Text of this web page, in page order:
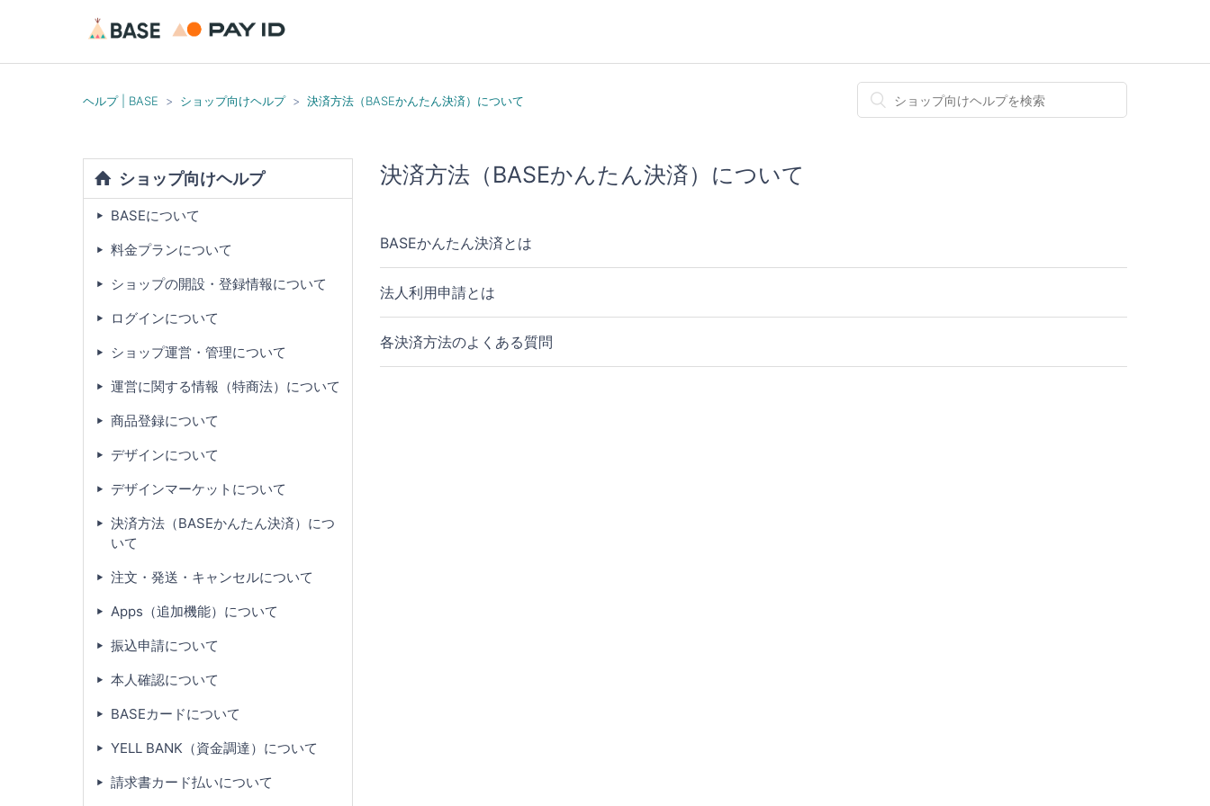
ヘルプ | BASE ショップ向けヘルプ 決済方法（BASEかんたん決済）について
決済方法（BASEかんたん決済）について
BASEかんたん決済とは
法人利用申請とは
各決済方法のよくある質問
ショップ向けヘルプ
BASEについて
料金プランについて
ショップの開設・登録情報について
ログインについて
ショップ運営・管理について
運営に関する情報（特商法）について
商品登録について
デザインについて
デザインマーケットについて
決済方法（BASEかんたん決済）につ
いて
注文・発送・キャンセルについて
Apps（追加機能）について
振込申請について
本人確認について
BASEカードについて
YELL BANK（資金調達）について
請求書カード払いについて